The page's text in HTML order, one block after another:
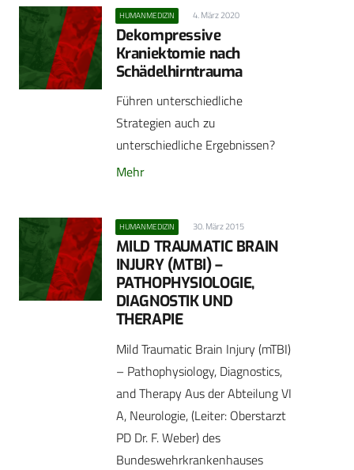
HUMANMEDIZIN 4. März 2020
Dekompressive
Kraniektomie nach
Schädelhirntrauma
Führen unterschiedliche
Strategien auch zu
unterschiedliche Ergebnissen?
Mehr
HUMANMEDIZIN 30. März 2015
MILD TRAUMATIC BRAIN
INJURY (MTBI) –
PATHOPHYSIOLOGIE,
DIAGNOSTIK UND
THERAPIE
Mild Traumatic Brain Injury (mTBI)
– Pathophysiology, Diagnostics,
and Therapy Aus der Abteilung VI
A, Neurologie, (Leiter: Oberstarzt
PD Dr. F. Weber) des
Bundeswehrkrankenhauses